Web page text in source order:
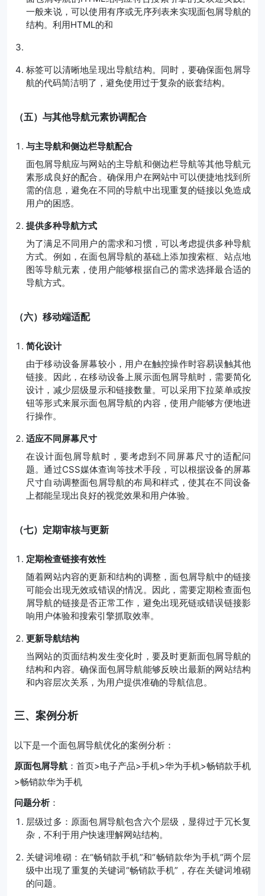
一般来说，可以使用有序或无序列表来实现面包屑导航的
结构。利用HTML的和
标签可以清晰地呈现出导航结构。同时，要确保面包屑导
航的代码简洁明了，避免使用过于复杂的嵌套结构。
（五）与其他导航元素协调配合
与主导航和侧边栏导航配合
面包屑导航应与网站的主导航和侧边栏导航等其他导航元
素形成良好的配合。确保用户在网站中可以便捷地找到所
需的信息，避免在不同的导航中出现重复的链接以免造成
用户的困惑。
提供多种导航方式
为了满足不同用户的需求和习惯，可以考虑提供多种导航
方式。例如，在面包屑导航的基础上添加搜索框、站点地
图等导航元素，使用户能够根据自己的需求选择最合适的
导航方式。
（六）移动端适配
简化设计
由于移动设备屏幕较小，用户在触控操作时容易误触其他
链接。因此，在移动设备上展示面包屑导航时，需要简化
设计，减少层级显示和链接数量。可以采用下拉菜单或按
钮等形式来展示面包屑导航的内容，使用户能够方便地进
行操作。
适应不同屏幕尺寸
在设计面包屑导航时，要考虑到不同屏幕尺寸的适配问
题。通过CSS媒体查询等技术手段，可以根据设备的屏幕
尺寸自动调整面包屑导航的布局和样式，使其在不同设备
上都能呈现出良好的视觉效果和用户体验。
（七）定期审核与更新
定期检查链接有效性
随着网站内容的更新和结构的调整，面包屑导航中的链接
可能会出现无效或错误的情况。因此，需要定期检查面包
屑导航的链接是否正常工作，避免出现死链或错误链接影
响用户体验和搜索引擎抓取效率。
更新导航结构
当网站的页面结构发生变化时，要及时更新面包屑导航的
结构和内容。确保面包屑导航能够反映出最新的网站结构
和内容层次关系，为用户提供准确的导航信息。
三、案例分析
以下是一个面包屑导航优化的案例分析：
原面包屑导航 ：首页>电子产品>手机>华为手机>畅销款手机
>畅销款华为手机
问题分析：
层级过多：原面包屑导航包含六个层级，显得过于冗长复
杂，不利于用户快速理解网站结构。
关键词堆砌：在“畅销款手机”和“畅销款华为手机”两个层
级中出现了重复的关键词“畅销款手机”，存在关键词堆砌
的问题。